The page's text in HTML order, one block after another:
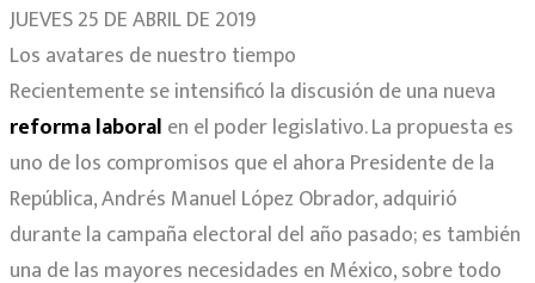
JUEVES 25 DE ABRIL DE 2019
Los avatares de nuestro tiempo
Recientemente se intensificó la discusión de una nueva
reforma laboral en el poder legislativo. La propuesta es
uno de los compromisos que el ahora Presidente de la
República, Andrés Manuel López Obrador, adquirió
durante la campaña electoral del año pasado; es también
una de las mayores necesidades en México, sobre todo